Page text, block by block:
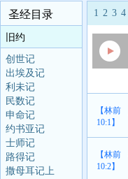
圣经目录
旧约
创世记
出埃及记
利未记
民数记
申命记
约书亚记
士师记
路得记
撒母耳记上
1 2 3 4
【林前
10:1】
【林前
10:2】